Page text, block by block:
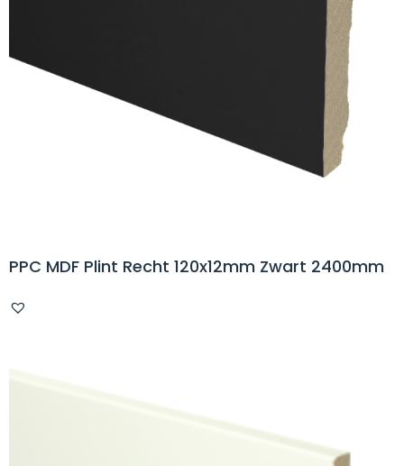
PPC MDF Plint Recht 120x12mm Zwart 2400mm